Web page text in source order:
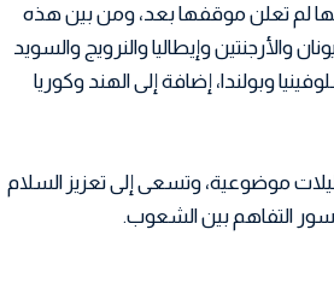
لم تعلن موقفها بعد، ومن بين هذه
والأرجنتين وإيطاليا والنرويج والسويد
وبولندا، إضافة إلى الهند وكوريا
موضوعية، وتسعى إلى تعزيز السلام
جسور التفاهم بين الشعوب.